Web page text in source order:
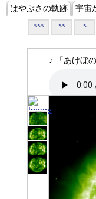
はやぶさの軌跡 宇宙
<<< << <
♪ 「あけぼの